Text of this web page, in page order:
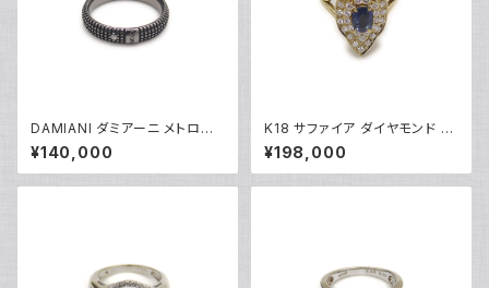
DAMIANI ダミアーニ メトロポ
リタンドリーム 1Pダイヤモンド
リング K18WG 18金 指輪 17号
Y05256
¥140,000
K18 サファイア ダイヤモンド デ
ザインリング 18金 指輪 12号 Y
05246
¥198,000